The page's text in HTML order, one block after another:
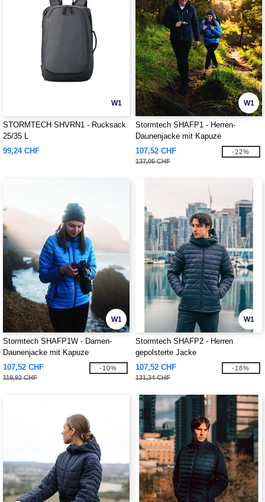
W1
STORMTECH SHVRN1 - Rucksack
25/35 L
99,24 CHF
W1
Stormtech SHAFP1 - Herren-
Daunenjacke mit Kapuze
107,52 CHF
137,05 CHF
-22%
W1
Stormtech SHAFP1W - Damen-
Daunenjacke mit Kapuze
107,52 CHF
119,92 CHF
-10%
W1
Stormtech SHAFP2 - Herren
gepolsterte Jacke
107,52 CHF
131,34 CHF
-18%